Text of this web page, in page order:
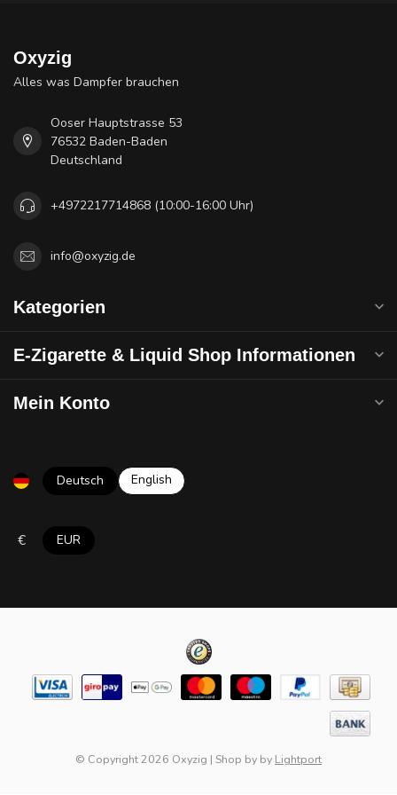
Oxyzig
Alles was Dampfer brauchen
Ooser Hauptstrasse 53
76532 Baden-Baden
Deutschland
+4972217714868 (10:00-16:00 Uhr)
info@oxyzig.de
Kategorien
E-Zigarette & Liquid Shop Informationen
Mein Konto
Deutsch English
€ EUR
© Copyright 2026 Oxyzig | Shop by by Lightport